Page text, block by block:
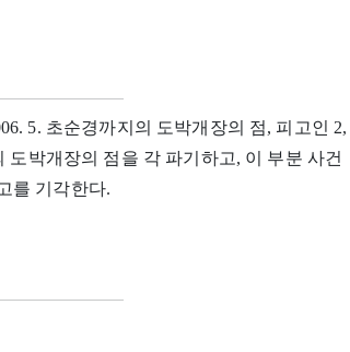
5. 초순경까지의 도박개장의 점, 피고인 2,
도박개장의 점을 각 파기하고, 이 부분 사건
를 기각한다.